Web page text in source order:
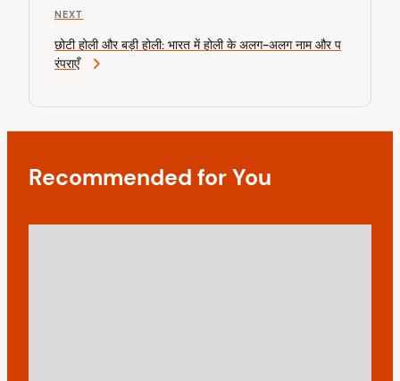
g
a
i
s
P
o
N
x
t
o
s
NEXT
छोटी होली और बड़ी होली: भारत में होली के अलग-अलग नाम और प
रंपराएँ
Recommended for You